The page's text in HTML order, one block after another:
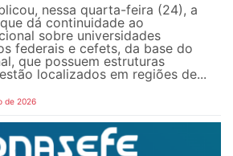
nessa quarta-feira (24), a
dá continuidade ao
sobre universidades
federais e cefets, da base do
que possuem estruturas
localizados em regiões de...
de 2026